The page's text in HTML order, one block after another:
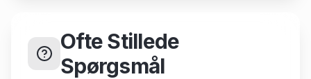
Ofte Stillede
Spørgsmål